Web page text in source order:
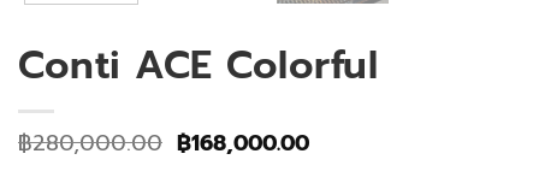
Conti ACE Colorful
฿280,000.00 Original
price
฿168,000.00Current